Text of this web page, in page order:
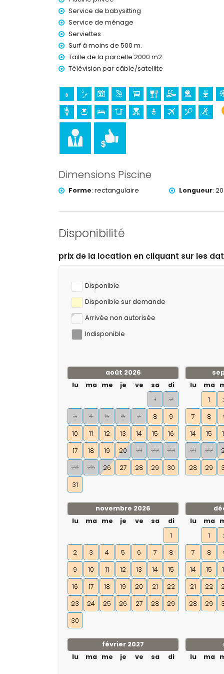
Activités sportives
surf (dans un rayon de 1000 mètres de la villa)
tennis (dans un rayon de 5 kilomètres de la villa)
Service de babysitting
Service de ménage
Serviettes
Surf à moins de 500 m.
Taille de la parcelle 2000 m2.
Télévision par câble/satellite
Dimensions Piscine
Forme: rectangulaire Longueur:
Disponibilité
en cliquant sur les dates d’arrivée et de départ
Disponible
Disponible sur demande
Arrivée non autorisée
Indisponible
août 2026
lu
ma me je ve sa
di
1
2
3
4 5 6 7 8
9
10
11 12 13 14 15
16
17
18 19 20 21 22
23
24
25 26 27 28 29
30
31
lu
ma
1
7
8
14
15
21
22
28
29
novembre 2026
lu
ma me je ve sa
di
1
2
3 4 5 6 7
8
9
10 11 12 13 14
15
16
17 18 19 20 21
22
23
24 25 26 27 28
29
30
lu
ma
1
7
8
14
15
21
22
28
29
février 2027
lu
ma me je ve sa di
lu
ma